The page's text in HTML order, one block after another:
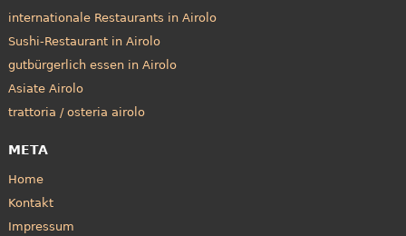
internationale Restaurants in Airolo
Sushi-Restaurant in Airolo
gutbürgerlich essen in Airolo
Asiate Airolo
trattoria / osteria airolo
META
Home
Kontakt
Impressum